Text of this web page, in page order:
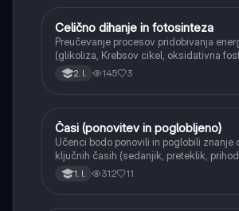
Naravoslovje
Celično dihanje in fotosinteza
Preučevanje procesov pridobivanja
(glikoliza, Krebsov cikel, oksidativna
pretvorbe svetlobne energije v kemično
(fotosinteza).
2. l. 145 3
Angleščina
Časi (ponovitev in poglobljeno)
Učenci bodo ponovili in poglobili znanje
ključnih časih (sedanjik, preteklik,
s Perfect tenses (Present Perfect
Perfect, Future Perfect) in njihovo uporabo.
1. l. 312 11